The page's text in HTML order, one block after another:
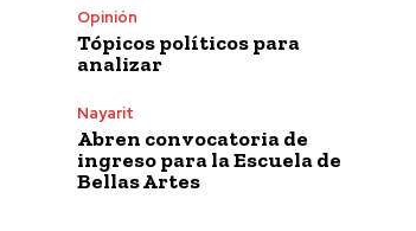
Opinión
Tópicos políticos para
analizar
Nayarit
Abren convocatoria de
ingreso para la Escuela de
Bellas Artes